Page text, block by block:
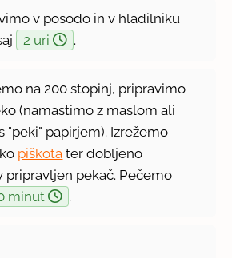
v posodo in v hladilniku
2 uri .
na 200 stopinj, pripravimo
(namastimo z maslom ali
"peki" papirjem). Izrežemo
piškota ter dobljeno
pripravljen pekač. Pečemo
minut .